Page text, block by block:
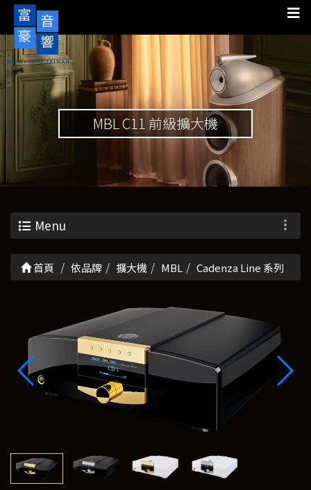
MBL C11 前級擴大機
Menu
首頁 依品牌 擴大機 MBL Cadenza Line 系列